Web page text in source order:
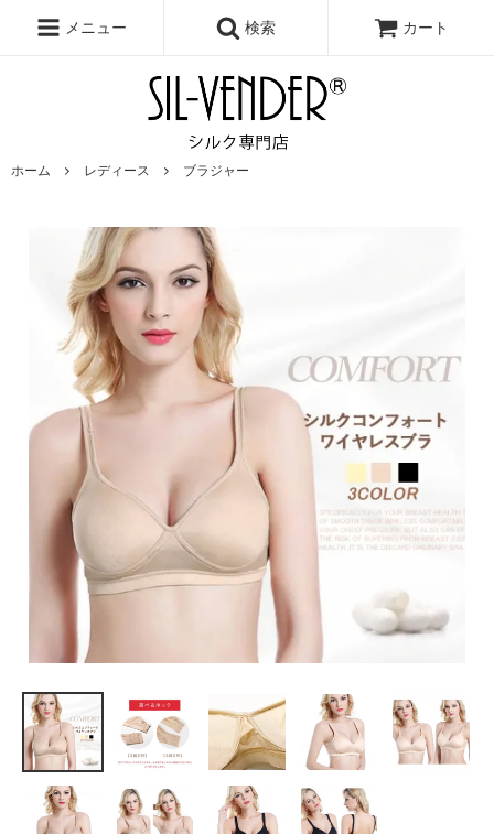
メニュー 検索 カート
ホーム レディース ブラジャー